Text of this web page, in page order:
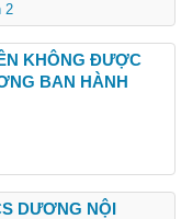
2
KHÔNG ĐƯỢC
BAN HÀNH
DƯƠNG NỘI